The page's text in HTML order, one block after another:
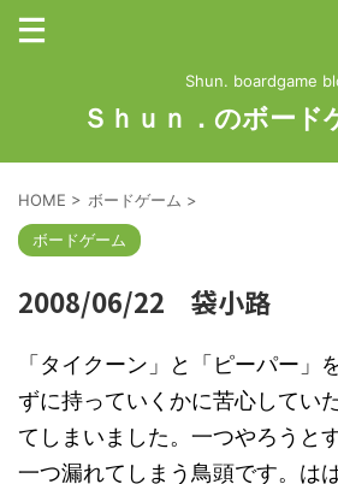
Shun. boardgame
Ｓｈｕｎ．のボード
HOME > ボードゲーム >
ボードゲーム
2008/06/22 袋小路
「タイクーン」と「ピーパー」
ずに持っていくかに苦心してい
てしまいました。一つやろうと
一つ漏れてしまう鳥頭です。はは